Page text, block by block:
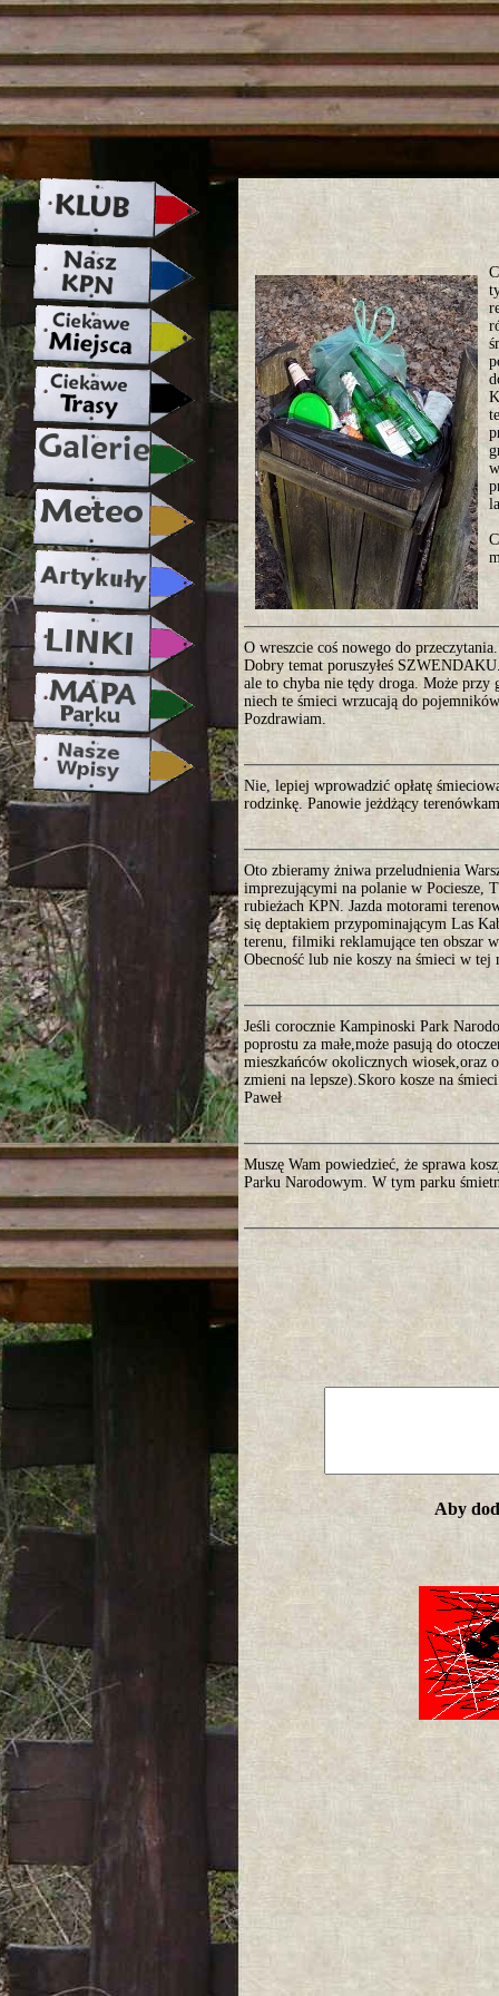
strona w naprawie zapraszamy
O wreszcie coś nowego do
Dobry temat poruszyłeś
ale to chyba nie tędy droga. Może przy
niech te śmieci wrzucają do
Pozdrawiam.
Nie, lepiej wprowadzić opłatę
rodzinkę. Panowie jeżdżący
Oto zbieramy żniwa przeludnienia
imprezującymi na polanie w Pociesze,
rubieżach KPN. Jazda motorami
się deptakiem przypominającym Las
terenu, filmiki reklamujące ten obszar
Obecność lub nie koszy na śmieci w
Jeśli corocznie Kampinoski Park
poprostu za małe,może pasują do
mieszkańców okolicznych wiosek,oraz
zmieni na lepsze).Skoro kosze na
Paweł
Muszę Wam powiedzieć, że sprawa
Parku Narodowym. W tym parku
Aby